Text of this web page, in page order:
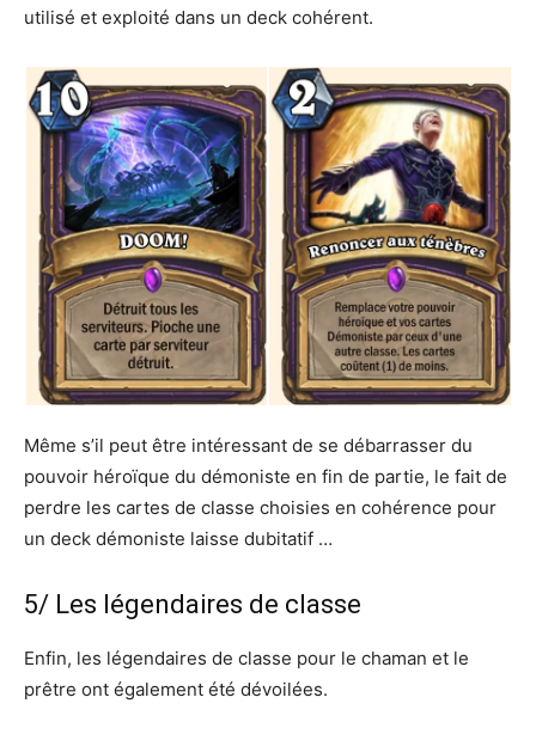
utilisé et exploité dans un deck cohérent.
Même s’il peut être intéressant de se débarrasser du
pouvoir héroïque du démoniste en fin de partie, le fait de
perdre les cartes de classe choisies en cohérence pour
un deck démoniste laisse dubitatif …
5/ Les légendaires de classe
Enfin, les légendaires de classe pour le chaman et le
prêtre ont également été dévoilées.